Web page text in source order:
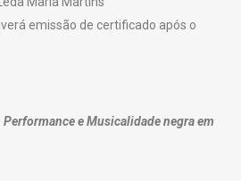
emissão de certificado após o
Performance e Musicalidade negra em